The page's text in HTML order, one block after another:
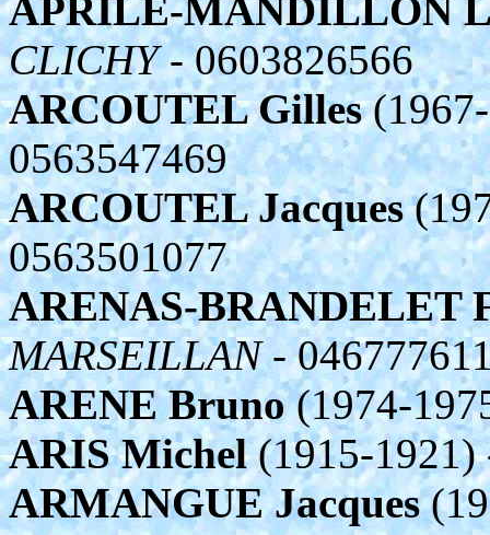
APRILE-MANDILLON
CLICHY- 0603826566
ARCOUTEL Gilles
0563547469
ARCOUTEL Jacques
0563501077
ARENAS-BRANDELET
MARSEILLAN-
ARENE Bruno(1974-
ARIS Michel(1915-
ARMANGUE Jacques